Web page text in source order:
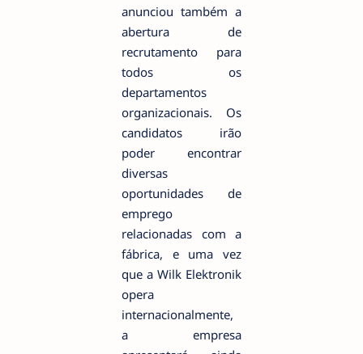
anunciou também a
abertura de
recrutamento para
todos os
departamentos
organizacionais. Os
candidatos irão
poder encontrar
diversas
oportunidades de
emprego
relacionadas com a
fábrica, e uma vez
que a Wilk Elektronik
opera
internacionalmente,
a empresa